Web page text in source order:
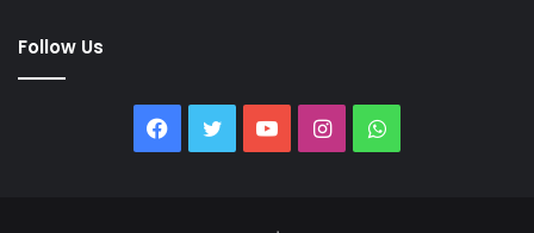
Follow Us
Facebook
TwitterYouTubeInstagramWhatsApp